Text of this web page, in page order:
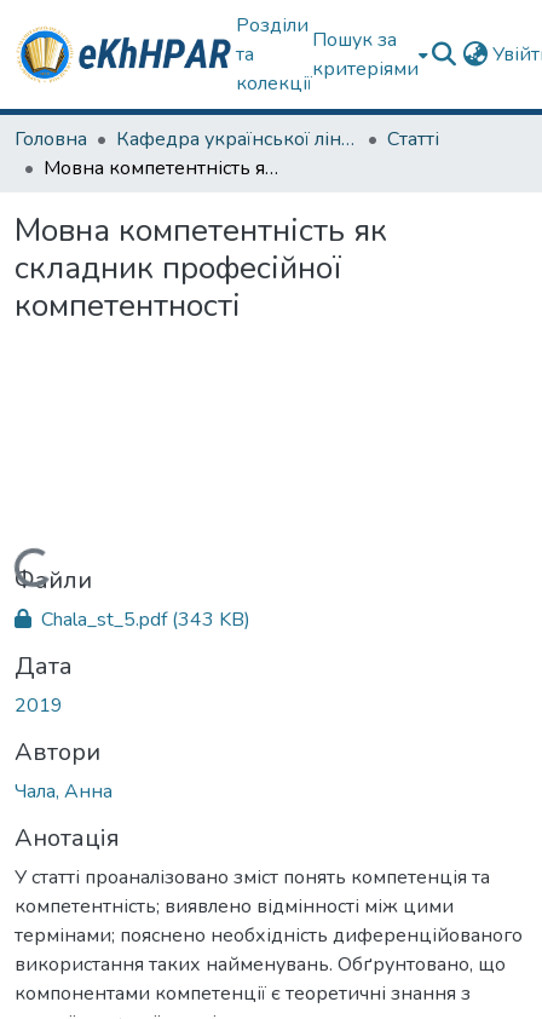
Розділи
та
колекції
Пошук за
критеріями
Головна Кафедра української лінгвістики, літератури та методики навчання
Статті
Мовна компетентність як складник професійної компетентності
Мовна компетентність як
складник професійної
компетентності
Вантажиться...
Файли
Chala_st_5.pdf(343 KB)
Дата
2019
Автори
Чала, Анна
Анотація
У статті проаналізовано зміст понять компетенція та
компетентність; виявлено відмінності між цими
термінами; пояснено необхідність диференційованого
використання таких найменувань. Обґрунтовано, що
компонентами компетенції є теоретичні знання з